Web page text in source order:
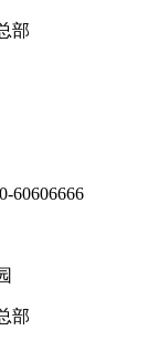
部
60606666
部